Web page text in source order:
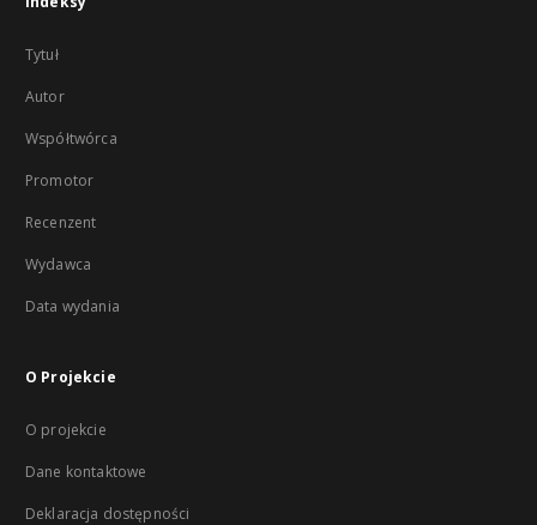
Tytuł
Autor
Współtwórca
Promotor
Recenzent
Wydawca
Data wydania
O Projekcie
O projekcie
Dane kontaktowe
Deklaracja dostępności